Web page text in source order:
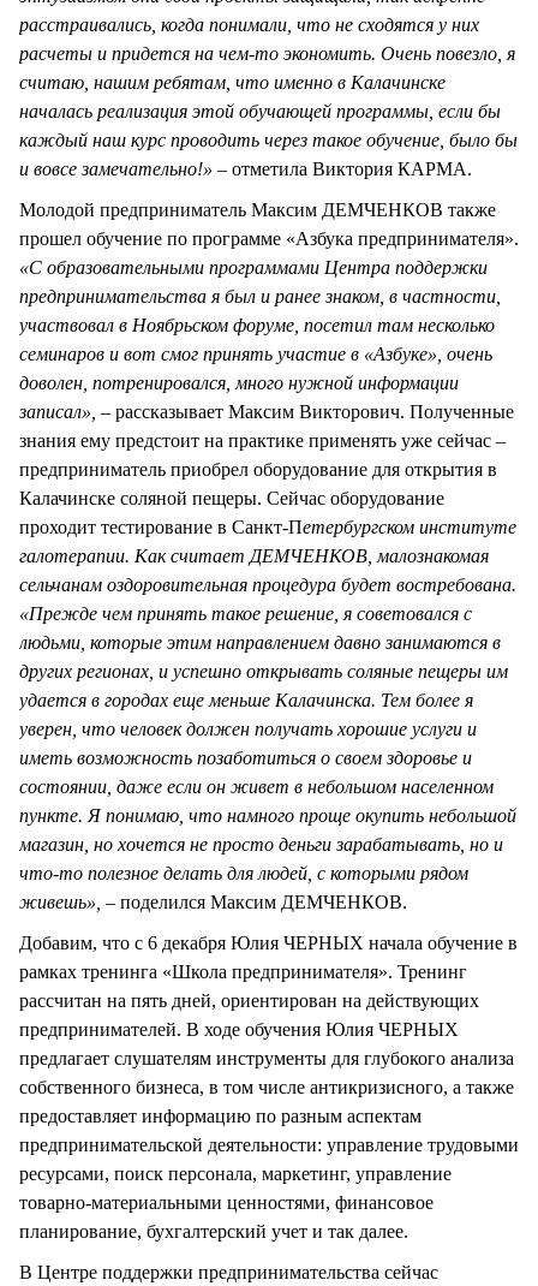
расстраивались, когда понимали, что не сходятся у них
расчеты и придется на чем-то экономить. Очень повезло, я
считаю, нашим ребятам, что именно в Калачинске
началась реализация этой обучающей программы, если бы
каждый наш курс проводить через такое обучение, было бы
и вовсе замечательно!» – отметила Виктория КАРМА.
Молодой предприниматель Максим ДЕМЧЕНКОВ также
прошел обучение по программе «Азбука предпринимателя».
«С образовательными программами Центра поддержки
предпринимательства я был и ранее знаком, в частности,
участвовал в Ноябрьском форуме, посетил там несколько
семинаров и вот смог принять участие в «Азбуке», очень
доволен, потренировался, много нужной информации
записал», – рассказывает Максим Викторович. Полученные
знания ему предстоит на практике применять уже сейчас –
предприниматель приобрел оборудование для открытия в
Калачинске соляной пещеры. Сейчас оборудование
проходит тестирование в Санкт-Петербургском институте
галотерапии. Как считает ДЕМЧЕНКОВ, малознакомая
сельчанам оздоровительная процедура будет востребована.
«Прежде чем принять такое решение, я советовался с
людьми, которые этим направлением давно занимаются в
других регионах, и успешно открывать соляные пещеры им
удается в городах еще меньше Калачинска. Тем более я
уверен, что человек должен получать хорошие услуги и
иметь возможность позаботиться о своем здоровье и
состоянии, даже если он живет в небольшом населенном
пункте. Я понимаю, что намного проще окупить небольшой
магазин, но хочется не просто деньги зарабатывать, но и
что-то полезное делать для людей, с которыми рядом
живешь», – поделился Максим ДЕМЧЕНКОВ.
Добавим, что с 6 декабря Юлия ЧЕРНЫХ начала обучение в
рамках тренинга «Школа предпринимателя». Тренинг
рассчитан на пять дней, ориентирован на действующих
предпринимателей. В ходе обучения Юлия ЧЕРНЫХ
предлагает слушателям инструменты для глубокого анализа
собственного бизнеса, в том числе антикризисного, а также
предоставляет информацию по разным аспектам
предпринимательской деятельности: управление трудовыми
ресурсами, поиск персонала, маркетинг, управление
товарно-материальными ценностями, финансовое
планирование, бухгалтерский учет и так далее.
В Центре поддержки предпринимательства сейчас